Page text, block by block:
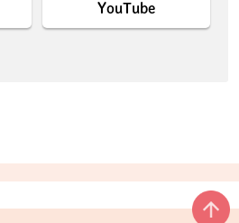
YouTube